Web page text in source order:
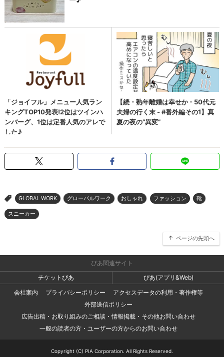
> GLOBAL WORK グローバルワーク おしゃれ ファッション 靴
スニーカー
ページの先頭へ
ぴあ関連サイト
チケットぴあ
ぴあ(アプリ&Web)
会社案内
プライバシーポリシー
アクセスデータの利用・著作権等
外部送信ポリシー
広告出稿・お取り組みのご相談・情報掲載・その他お問い合わせ
一般の読者の方・ユーザーの方からのお問い合わせ
Copyright (C) PIA Corporation. All Rights Reserved.